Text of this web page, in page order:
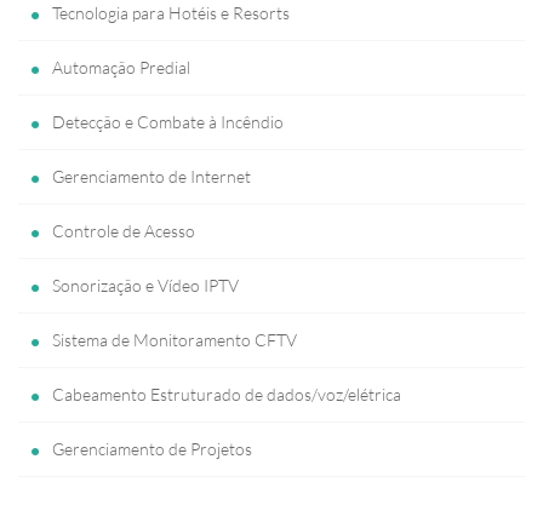
Tecnologia para Hotéis e Resorts
Automação Predial
Detecção e Combate à Incêndio
Gerenciamento de Internet
Controle de Acesso
Sonorização e Vídeo IPTV
Sistema de Monitoramento CFTV
Cabeamento Estruturado de dados/voz/elétrica
Gerenciamento de Projetos